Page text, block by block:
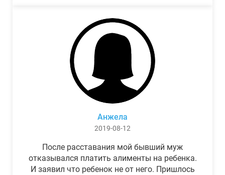
Анжела
2019-08-12
После расставания мой бывший муж
отказывался платить алименты на ребенка.
И заявил что ребенок не от него. Пришлось